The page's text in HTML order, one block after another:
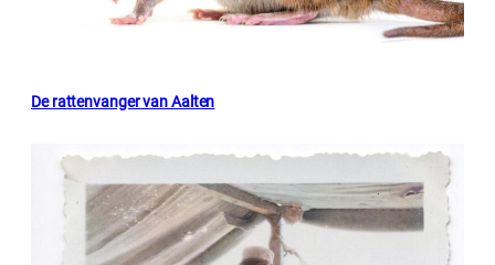
De rattenvanger van Aalten